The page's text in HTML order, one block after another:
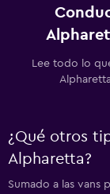
Lee todo lo
¿Qué otros
Alpharetta?
Sumado a las vans